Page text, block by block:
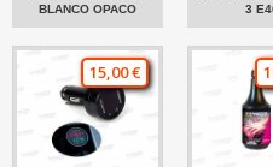
BLANCO OPACO
3
15,00 €